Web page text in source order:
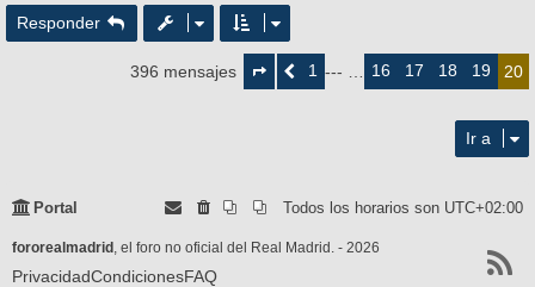
Responder
396 mensajes
Página
deAnterior
1 --- … 16 17 18 19 20
Ir a
Portal Todos los horarios son UTC+02:00
fororealmadrid , el foro no oficial del Real Madrid. - 2026
PrivacidadCondicionesFAQ